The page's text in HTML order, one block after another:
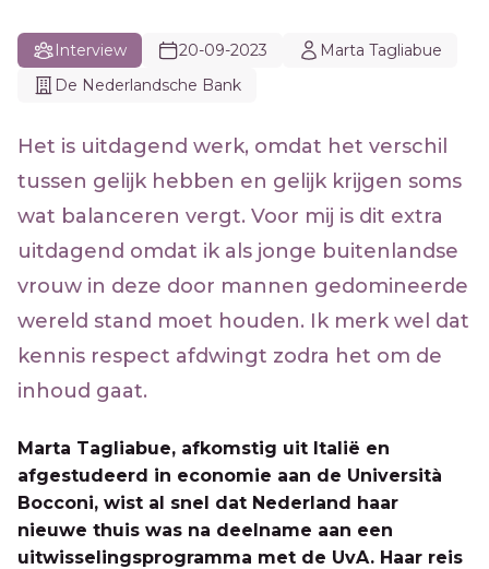
Interview 20-09-2023
Marta Tagliabue
De Nederlandsche Bank
Het is uitdagend werk, omdat het verschil
tussen gelijk hebben en gelijk krijgen soms
wat balanceren vergt. Voor mij is dit extra
uitdagend omdat ik als jonge buitenlandse
vrouw in deze door mannen gedomineerde
wereld stand moet houden. Ik merk wel dat
kennis respect afdwingt zodra het om de
inhoud gaat.
Marta Tagliabue, afkomstig uit Italië en
afgestudeerd in economie aan de Università
Bocconi, wist al snel dat Nederland haar
nieuwe thuis was na deelname aan een
uitwisselingsprogramma met de UvA. Haar reis